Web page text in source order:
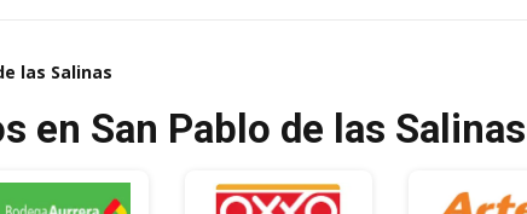
las Salinas
en San Pablo de las